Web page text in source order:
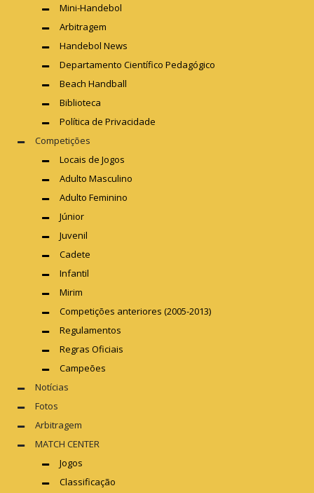
Mini-Handebol
Arbitragem
Handebol News
Departamento Científico Pedagógico
Beach Handball
Biblioteca
Política de Privacidade
Competições
Locais de Jogos
Adulto Masculino
Adulto Feminino
Júnior
Juvenil
Cadete
Infantil
Mirim
Competições anteriores (2005-2013)
Regulamentos
Regras Oficiais
Campeões
Notícias
Fotos
Arbitragem
MATCH CENTER
Jogos
Classificação